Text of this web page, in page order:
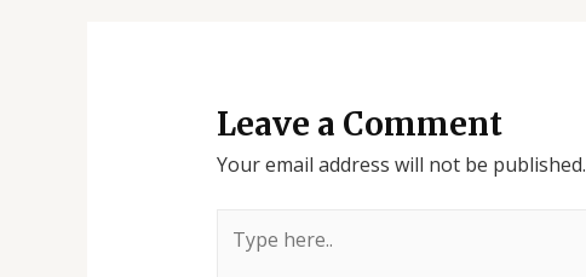
Leave a Comment
Your email address will not be published.